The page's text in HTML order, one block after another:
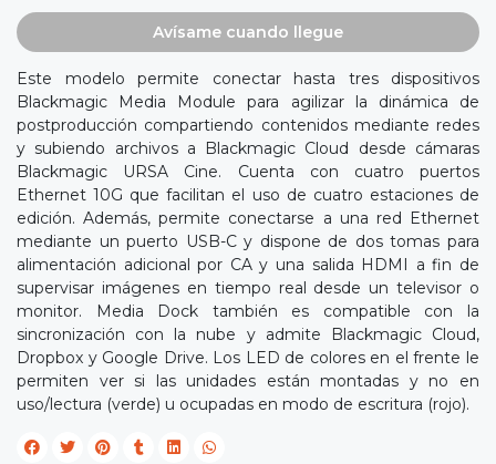
Avísame cuando llegue
Este modelo permite conectar hasta tres dispositivos
Blackmagic Media Module para agilizar la dinámica de
postproducción compartiendo contenidos mediante redes
y subiendo archivos a Blackmagic Cloud desde cámaras
Blackmagic URSA Cine. Cuenta con cuatro puertos
Ethernet 10G que facilitan el uso de cuatro estaciones de
edición. Además, permite conectarse a una red Ethernet
mediante un puerto USB-C y dispone de dos tomas para
alimentación adicional por CA y una salida HDMI a fin de
supervisar imágenes en tiempo real desde un televisor o
monitor. Media Dock también es compatible con la
sincronización con la nube y admite Blackmagic Cloud,
Dropbox y Google Drive. Los LED de colores en el frente le
permiten ver si las unidades están montadas y no en
uso/lectura (verde) u ocupadas en modo de escritura (rojo).